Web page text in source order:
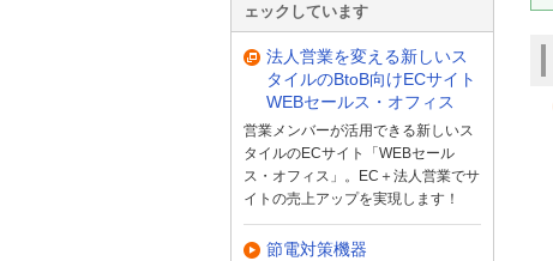
ェックしています
法人営業を変える新しいス
タイルのBtoB向けECサイト
WEBセールス・オフィス
営業メンバーが活用できる新しいス
タイルのECサイト「WEBセール
ス・オフィス」。EC＋法人営業でサ
イトの売上アップを実現します！
節電対策機器